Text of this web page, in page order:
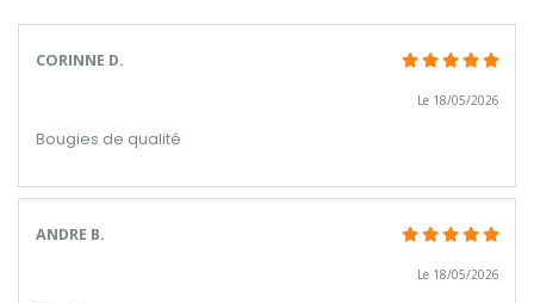
CORINNE D.
Le 18/05/2026
Bougies de qualité
ANDRE B.
Le 18/05/2026